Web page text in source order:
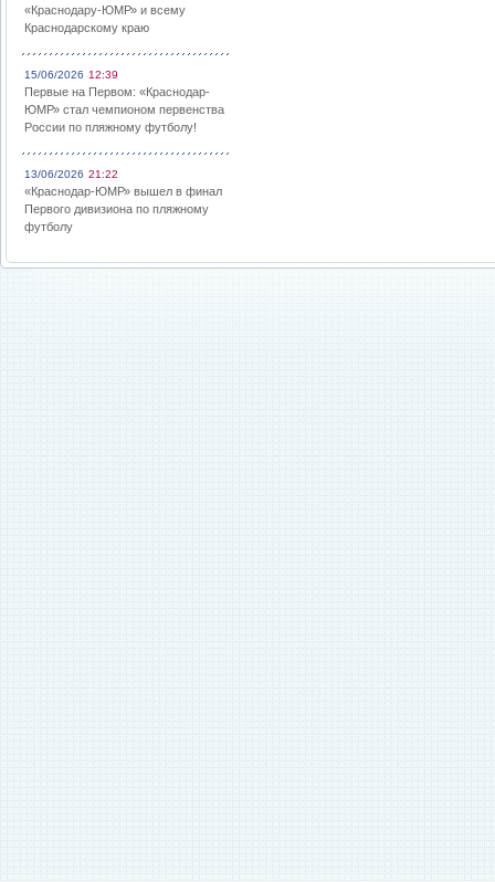
«Краснодару-ЮМР» и всему
Краснодарскому краю
15/06/2026 12:39
Первые на Первом: «Краснодар-
ЮМР» стал чемпионом первенства
России по пляжному футболу!
13/06/2026 21:22
«Краснодар-ЮМР» вышел в финал
Первого дивизиона по пляжному
футболу